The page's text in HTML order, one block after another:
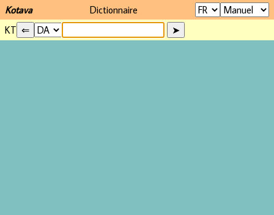
Kotava
Dictionnaire
KT